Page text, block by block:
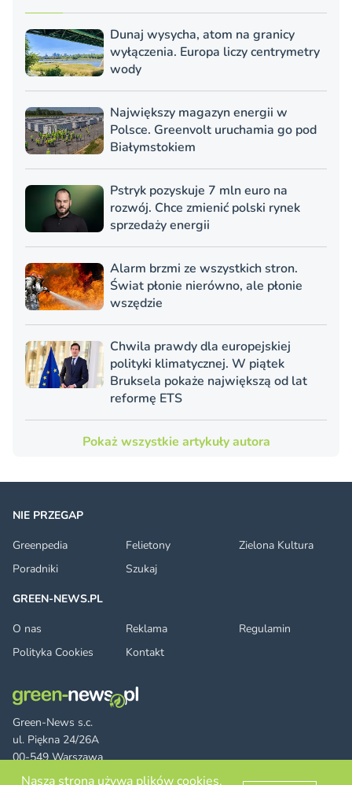
Dunaj wysycha, atom na granicy
wyłączenia. Europa liczy centrymetry
wody
Największy magazyn energii w
Polsce. Greenvolt uruchamia go pod
Białymstokiem
Pstryk pozyskuje 7 mln euro na
rozwój. Chce zmienić polski rynek
sprzedaży energii
Alarm brzmi ze wszystkich stron.
Świat płonie nierówno, ale płonie
wszędzie
Chwila prawdy dla europejskiej
polityki klimatycznej. W piątek
Bruksela pokaże największą od lat
reformę ETS
Pokaż wszystkie artykuły autora
Green-News s.c.
ul. Piękna 24/26A
00-549 Warszawa
NIE PRZEGAP
Greenpedia
Felietony
Zielona Kultura
Poradniki
Szukaj
GREEN-NEWS.PL
O nas
Reklama
Regulamin
Polityka Cookies
Kontakt
Nasza strona używa plików cookies.